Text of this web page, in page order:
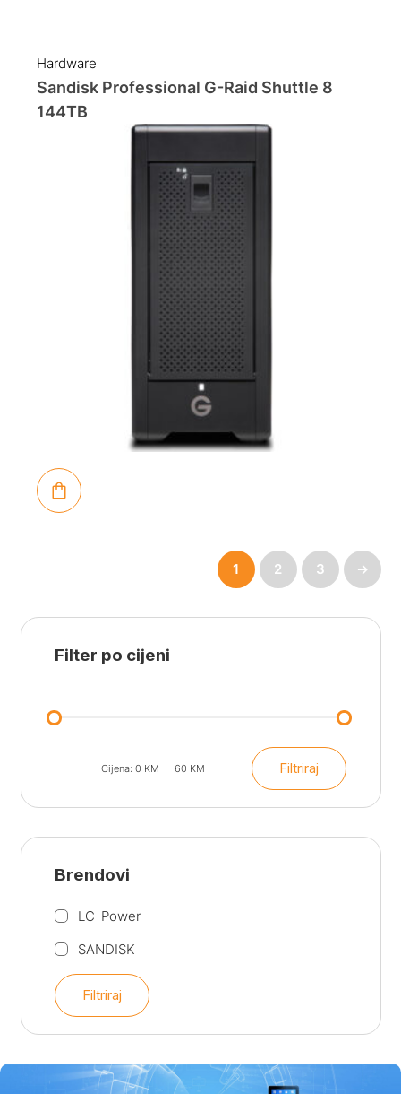
Hardware
Sandisk Professional G-Raid Shuttle 8
144TB
1 2 3 →
Filter po cijeni
Min
cijena
Maks
cijena
Filtriraj
Cijena: 0 KM — 60 KM
Brendovi
LC-Power
SANDISK
Filtriraj